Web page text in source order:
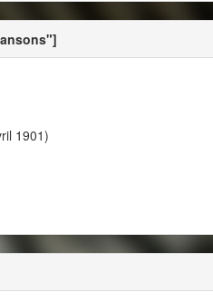
1901)